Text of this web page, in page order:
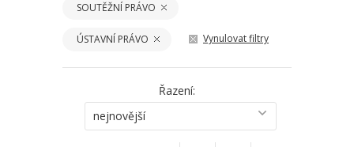
SOUTĚŽNÍ PRÁVO
ÚSTAVNÍ PRÁVO Vynulovat filtry
Řazení:
nejnovější